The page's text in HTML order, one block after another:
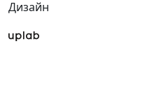
Дизайн